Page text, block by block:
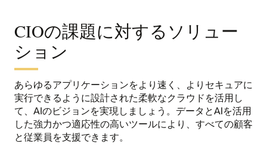
CIOの課題に対するソリュー
ション
あらゆるアプリケーションをより速く、よりセキュアに
実行できるように設計された柔軟なクラウドを活用し
て、AIのビジョンを実現しましょう。データとAIを活用
した強力かつ適応性の高いツールにより、すべての顧客
と従業員を支援できます。